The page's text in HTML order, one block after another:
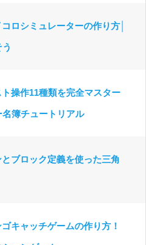
ロシミュレーターの作り方│
操作11種類を完全マスター
簿チュートリアル
ブロック定義を使った三角
キャッチゲームの作り方！